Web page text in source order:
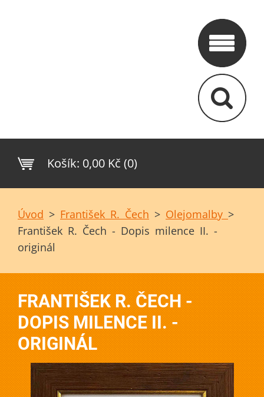
Košík: 0,00 Kč (0)
Úvod > František R. Čech > Olejomalby >
František R. Čech - Dopis milence II. -
originál
FRANTIŠEK R. ČECH -
DOPIS MILENCE II. -
ORIGINÁL